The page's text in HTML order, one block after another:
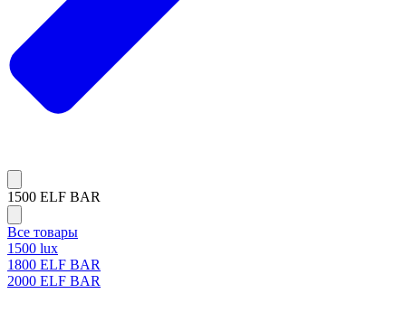
1500 ELF BAR
Все товары
1500 lux
1800 ELF BAR
2000 ELF BAR